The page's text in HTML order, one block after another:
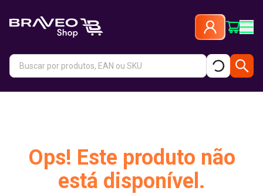
Ops! Este produto não
está disponível.